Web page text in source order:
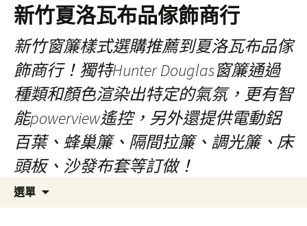
新竹夏洛瓦布品傢飾商行
新竹窗簾樣式選購推薦到夏洛瓦布品傢
飾商行！獨特Hunter Douglas窗簾通過
種類和顏色渲染出特定的氣氛，更有智
能powerview遙控，另外還提供電動鋁
百葉、蜂巢簾、隔間拉簾、調光簾、床
頭板、沙發布套等訂做！
選單